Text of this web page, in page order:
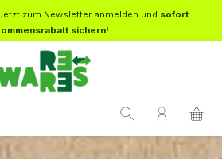
zum Newsletter anmelden und sofort
sichern!